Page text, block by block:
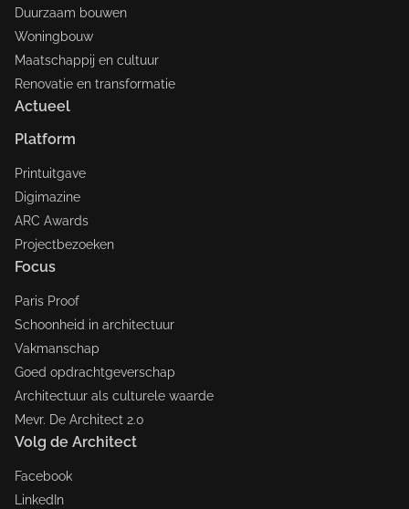
Duurzaam bouwen
Woningbouw
Maatschappij en cultuur
Renovatie en transformatie
Actueel
Platform
Printuitgave
Digimazine
ARC Awards
Projectbezoeken
Focus
Paris Proof
Schoonheid in architectuur
Vakmanschap
Goed opdrachtgeverschap
Architectuur als culturele waarde
Mevr. De Architect 2.0
Volg de Architect
Facebook
LinkedIn